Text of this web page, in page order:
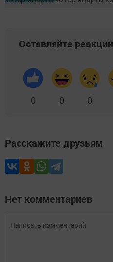
Оставляйте реакции
0 0 0
Расскажите друзьям
Нет комментариев